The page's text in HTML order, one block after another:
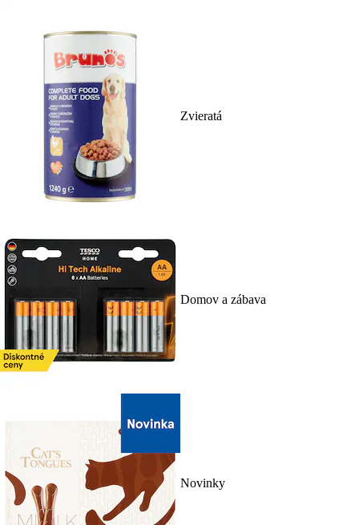
Zvieratá
Domov a zábava
Novinky